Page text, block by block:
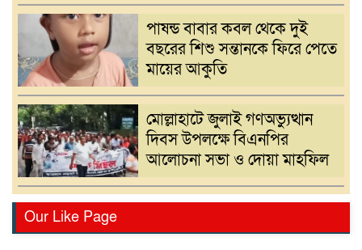
পাষন্ড বাবার কবল থেকে দুই
বছরের শিশু সন্তানকে ফিরে পেতে
মায়ের আকুতি
মোল্লাহাটে জুলাই গণঅভ্যুত্থান
দিবস উপলক্ষে বিএনপির
আলোচনা সভা ও দোয়া মাহফিল
তিন কেজি মাদক সহ তিনজন
Our Like Page